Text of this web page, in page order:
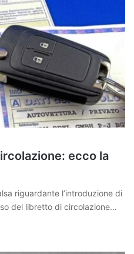
ecco la
riguardante l’introduzione di
del libretto di circolazione…